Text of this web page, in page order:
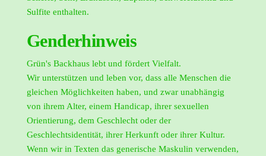
Sulfite enthalten.
Genderhinweis
Grün's Backhaus lebt und fördert Vielfalt.
Wir unterstützen und leben vor, dass alle Menschen die
gleichen Möglichkeiten haben, und zwar unabhängig
von ihrem Alter, einem Handicap, ihrer sexuellen
Orientierung, dem Geschlecht oder der
Geschlechtsidentität, ihrer Herkunft oder ihrer Kultur.
Wenn wir in Texten das generische Maskulin verwenden,